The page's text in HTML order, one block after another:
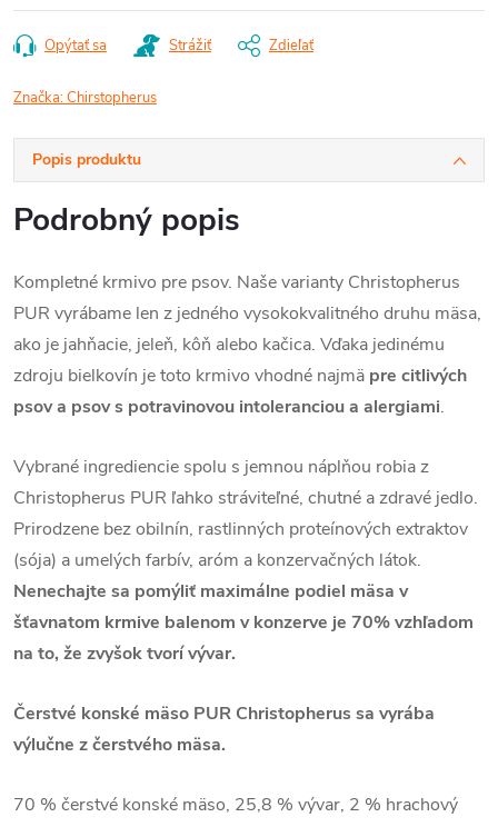
Opýtať sa Strážiť Zdieľať
Značka:Chirstopherus
Popis produktu
Podrobný popis
Kompletné krmivo pre psov. Naše varianty Christopherus
PUR vyrábame len z jedného vysokokvalitného druhu mäsa,
ako je jahňacie, jeleň, kôň alebo kačica. Vďaka jedinému
zdroju bielkovín je toto krmivo vhodné najmä pre citlivých
psov a psov s potravinovou intoleranciou a alergiami.
Vybrané ingrediencie spolu s jemnou náplňou robia z
Christopherus PUR ľahko stráviteľné, chutné a zdravé jedlo.
Prirodzene bez obilnín, rastlinných proteínových extraktov
(sója) a umelých farbív, aróm a konzervačných látok.
Nenechajte sa pomýliť maximálne podiel mäsa v
šťavnatom krmive balenom v konzerve je 70% vzhľadom
na to, že zvyšok tvorí vývar.
Čerstvé konské mäso PUR Christopherus sa vyrába
výlučne z čerstvého mäsa.
70 % čerstvé konské mäso, 25,8 % vývar, 2 % hrachový